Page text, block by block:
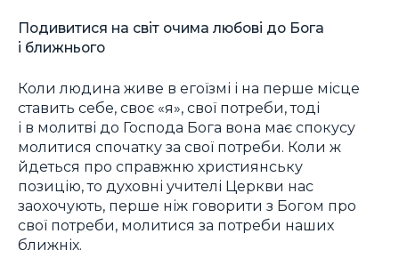
Подивитися на світ очима любові до Бога
і ближнього
Коли людина живе в егоїзмі і на перше місце
ставить себе, своє «я», свої потреби, тоді
і в молитві до Господа Бога вона має спокусу
молитися спочатку за свої потреби. Коли ж
йдеться про справжню християнську
позицію, то духовні учителі Церкви нас
заохочують, перше ніж говорити з Богом про
свої потреби, молитися за потреби наших
ближніх.